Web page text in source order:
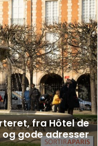
fra Hôtel de
gode adresser